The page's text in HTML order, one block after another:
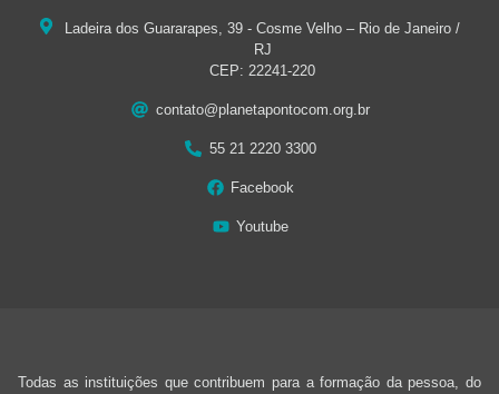
Ladeira dos Guararapes, 39 - Cosme Velho – Rio de Janeiro /
RJ
CEP: 22241-220
contato@planetapontocom.org.br
55 21 2220 3300
Facebook
Youtube
Todas as instituições que contribuem para a formação da pessoa, do